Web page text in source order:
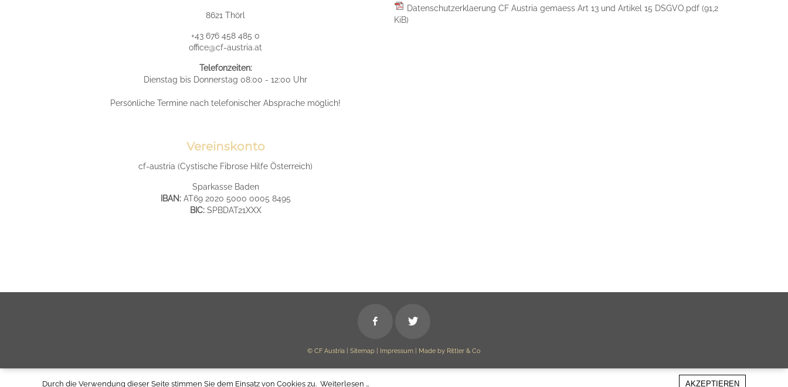
8621 Thörl
+43 676 458 485 0
office@cf-austria.at
Telefonzeiten:
Dienstag bis Donnerstag 08:00 - 12:00 Uhr
Persönliche Termine nach telefonischer Absprache möglich!
Vereinskonto
cf-austria (Cystische Fibrose Hilfe Österreich)
Sparkasse Baden
IBAN:AT69 2020 5000 0005 8495
BIC:SPBDAT21XXX
Datenschutzerklaerung CF Austria gemaess Art 13 und Artikel 15 DSGVO.pdf (91,2
KiB)
© CF Austria | Sitemap Impressum Made by Rittler & Co
Durch die Verwendung dieser Seite stimmen Sie dem Einsatz von Cookies zu. Weiterlesen … AKZEPTIEREN